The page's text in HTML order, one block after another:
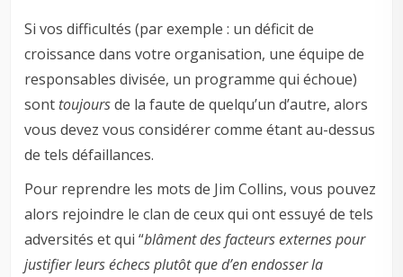
Si vos difficultés (par exemple : un déficit de
croissance dans votre organisation, une équipe de
responsables divisée, un programme qui échoue)
sont toujoursde la faute de quelqu’un d’autre, alors
vous devez vous considérer comme étant au-dessus
de tels défaillances.
Pour reprendre les mots de Jim Collins, vous pouvez
alors rejoindre le clan de ceux qui ont essuyé de tels
adversités et qui “blâment des facteurs externes pour
justifier leurs échecs plutôt que d’en endosser la